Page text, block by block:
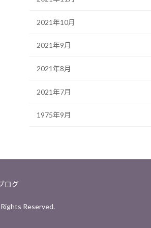
2021年10月
2021年9月
2021年8月
2021年7月
1975年9月
ログ
Reserved.